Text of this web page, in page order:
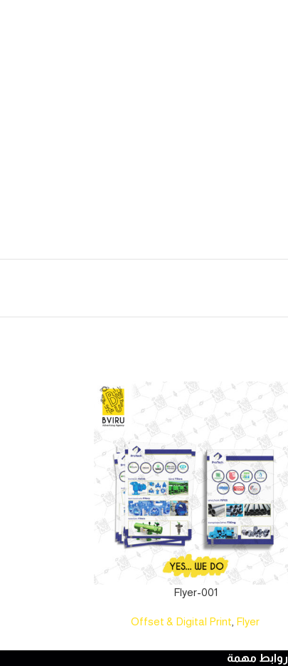
Flyer-001
Offset & Digital Print, Flyer
روابط مهمة